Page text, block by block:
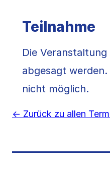
Teilnahme
Die
abgesagt
nicht möglich.
← Zurück zu allen